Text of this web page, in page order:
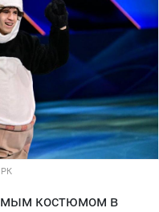
РК
костюмом в